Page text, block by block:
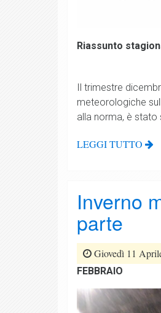
Riassunto
Il trimestre
meteorologiche
alla norma, è stato
LEGGI TUTTO
Inverno
parte
Giovedì 11
FEBBRAIO